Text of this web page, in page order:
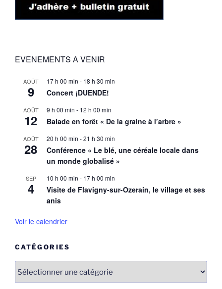
EVENEMENTS A VENIR
AOÛT
9
17 h 00 min - 18 h 30 min
Concert ¡DUENDE!
AOÛT
12
9 h 00 min - 12 h 00 min
Balade en forêt « De la graine à l’arbre »
AOÛT
28
20 h 00 min -21 h 30 min
Conférence « Le blé, une céréale locale dans
un monde globalisé »
SEP
4
10 h 00 min - 17 h 00 min
Visite de Flavigny-sur-Ozerain, le village et ses
anis
Voir le calendrier
CATÉGORIES